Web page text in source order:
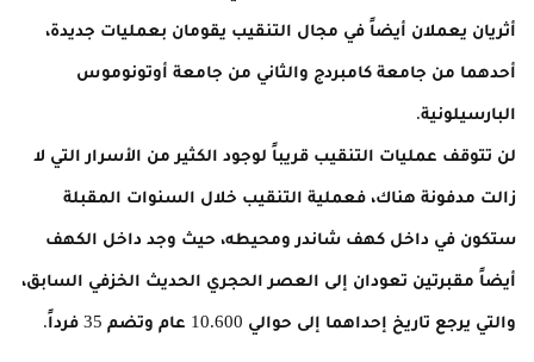
أثريان يعملان أيضاً في مجال التنقيب يقومان بعمليات جديدة،
أحدهما من جامعة كامبردج والثاني من جامعة أوتونوموس
البارسيلونية.
لن تتوقف عمليات التنقيب قريباً لوجود الكثير من الأسرار التي لا
زالت مدفونة هناك، فعملية التنقيب خلال السنوات المقبلة
ستكون في داخل كهف شاندر ومحيطه، حيث وجد داخل الكهف
أيضاً مقبرتين تعودان إلى العصر الحجري الحديث الخزفي السابق،
والتي يرجع تاريخ إحداهما إلى حوالي 10.600 عام وتضم 35 فرداً.